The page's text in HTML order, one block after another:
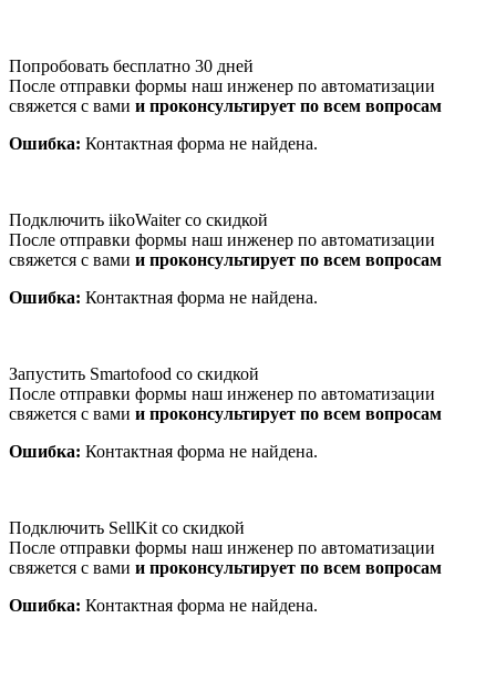
Попробовать бесплатно 30 дней
После отправки формы наш инженер по автоматизации
свяжется с вами и проконсультирует по всем вопросам
Ошибка: Контактная форма не найдена.
Подключить iikoWaiter со скидкой
После отправки формы наш инженер по автоматизации
свяжется с вами и проконсультирует по всем вопросам
Ошибка: Контактная форма не найдена.
Запустить Smartofood со скидкой
После отправки формы наш инженер по автоматизации
свяжется с вами и проконсультирует по всем вопросам
Ошибка: Контактная форма не найдена.
Подключить SellKit со скидкой
После отправки формы наш инженер по автоматизации
свяжется с вами и проконсультирует по всем вопросам
Ошибка: Контактная форма не найдена.